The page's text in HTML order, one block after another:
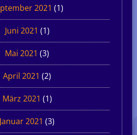
2021 (1)
Juni 2021 (1)
Mai 2021 (3)
April 2021 (2)
März 2021 (1)
Januar 2021 (3)